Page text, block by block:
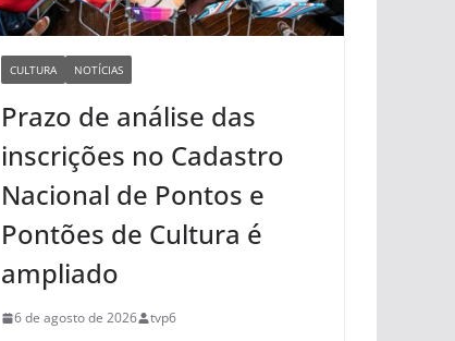
CULTURA NOTÍCIAS
Prazo de análise das
inscrições no Cadastro
Nacional de Pontos e
Pontões de Cultura é
ampliado
6 de agosto de 2026 tvp6